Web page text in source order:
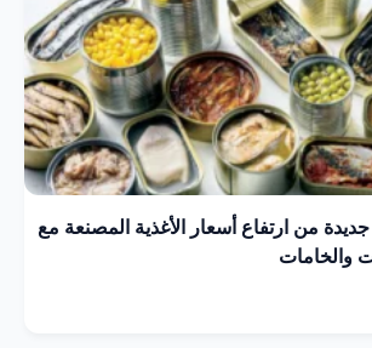
جديدة من ارتفاع أسعار الأغذية المصنعة مع
والخامات